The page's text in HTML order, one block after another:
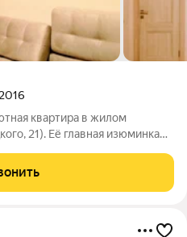
21). Её главная изюминка
а гости сразу попадают в